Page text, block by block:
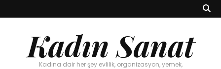
Kadın Sanat
Kadına dair her şey evlilik, organizasyon, yemek,